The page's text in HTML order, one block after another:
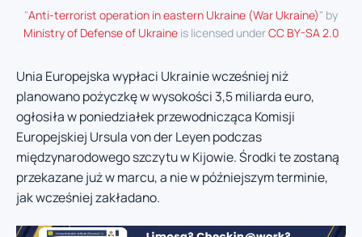
"Anti-terrorist operation in eastern Ukraine (War Ukraine)" by
Ministry of Defense of Ukraineis licensed underCC BY-SA 2.0
Unia Europejska wypłaci Ukrainie wcześniej niż
planowano pożyczkę w wysokości 3,5 miliarda euro,
ogłosiła w poniedziałek przewodnicząca Komisji
Europejskiej Ursula von der Leyen podczas
międzynarodowego szczytu w Kijowie. Środki te zostaną
przekazane już w marcu, a nie w późniejszym terminie,
jak wcześniej zakładano.